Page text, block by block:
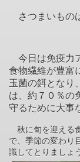
さつまいもの
今日は免疫力
食物繊維が豊富
玉菌の餌となり
は、約７０％の
守るために大事
秋に旬を迎える
で、季節の変わり
識してとりましょ